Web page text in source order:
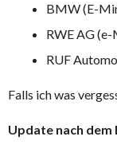
BMW (E-
RWE AG
RUF
Falls ich was
Update nach dem